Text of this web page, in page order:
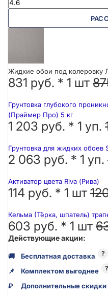
Жидкие обои под колеровку
831 руб. * 1 шт
Грунтовка глубокого
(Праймер Про) 5 кг
1 203 руб. * 1 уп.
Грунтовка для жидких обоев
2 063 руб. * 1 уп.
Активатор цвета Riva (Рива)
114 руб. * 1 шт
Кельма (Тёрка, шпатель)
603 руб. * 1 шт
Действующие акции:
🚚 Бесплатная доставка ?
📌 Комплектом выгоднее ?
₽ Дополнительные скидки